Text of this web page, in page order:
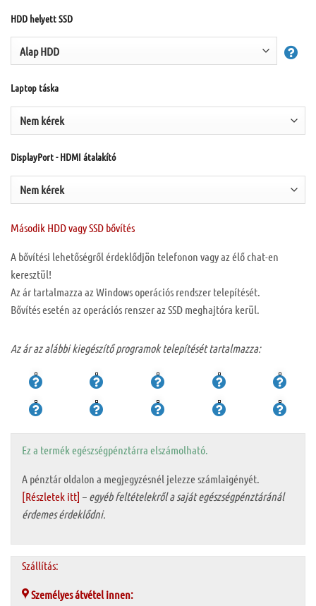
HDD helyett SSD
Laptop táska
DisplayPort - HDMI átalakító
Második HDD vagy SSD bővítés
A bővítési lehetőségről érdeklődjön telefonon vagy az élő chat-en
keresztül!
Az ár tartalmazza az Windows operációs rendszer telepítését.
Bővítés esetén az operációs renszer az SSD meghajtóra kerül.
Az ár az alábbi kiegészítő programok telepítését tartalmazza:
Ez a termék egészségpénztárra elszámolható.
A pénztár oldalon a megjegyzésnél jelezze számlaigényét.
[Részletek itt] – egyéb feltételekről a saját egészségpénztáránál
érdemes érdeklődni.
Szállítás:
Személyes átvétel innen: